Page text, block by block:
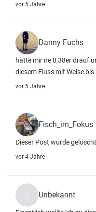
vor 5 Jahre
Danny Fuchs
hätte mir ne 0,38er drauf
diesem Fluss mit Welse
vor 5 Jahre
Fisch_im_Fokus
Dieser Post wurde
vor 4 Jahre
Unbekannt